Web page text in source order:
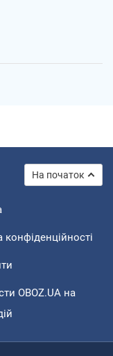
На початок
конфіденційності
OBOZ.UA на